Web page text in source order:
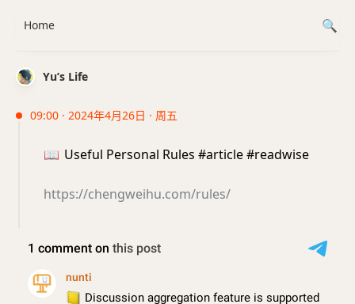
Yu’s Life
09:00 · 2024年4月26日 · 周五
📖 Useful Personal Rules #article #readwise
https://chengweihu.com/rules/
Home